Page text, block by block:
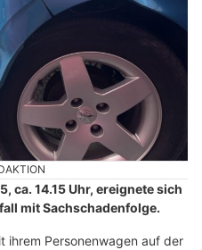
ca. 14.15 Uhr, ereignete sich
mit Sachschadenfolge.
ihrem Personenwagen auf der